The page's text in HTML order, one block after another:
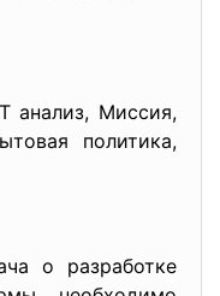
Миссия,
политика,
о разработке